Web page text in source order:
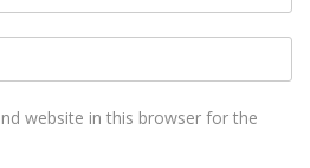
website in this browser for the